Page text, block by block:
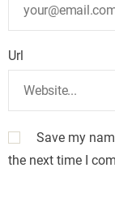
Url
Save my
the next time I